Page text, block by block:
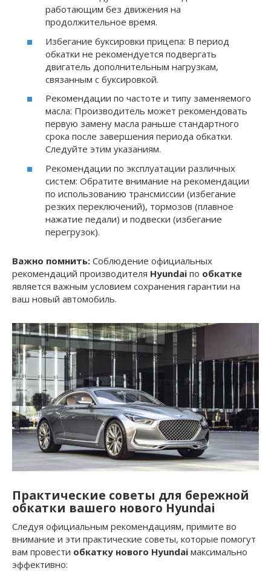
работающим без движения на
продолжительное время.
Избегание буксировки прицепа: В период
обкатки не рекомендуется подвергать
двигатель дополнительным нагрузкам,
связанным с буксировкой.
Рекомендации по частоте и типу заменяемого
масла: Производитель может рекомендовать
первую замену масла раньше стандартного
срока после завершения периода обкатки.
Следуйте этим указаниям.
Рекомендации по эксплуатации различных
систем: Обратите внимание на рекомендации
по использованию трансмиссии (избегание
резких переключений), тормозов (плавное
нажатие педали) и подвески (избегание
перегрузок).
Важно помнить: Соблюдение официальных
рекомендаций производителя Hyundai по обкатке
является важным условием сохранения гарантии на
ваш новый автомобиль.
Практические советы для бережной
обкатки вашего нового Hyundai
Следуя официальным рекомендациям, примите во
внимание и эти практические советы, которые помогут
вам провести обкатку нового Hyundai максимально
эффективно: